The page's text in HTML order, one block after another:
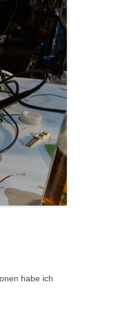
habe ich